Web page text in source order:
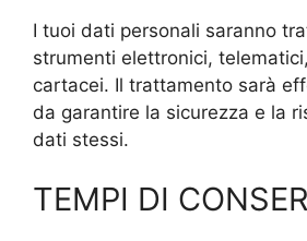
I tuoi dati personali saranno
strumenti elettronici,
cartacei. Il trattamento sarà
da garantire la sicurezza e la
dati stessi.
TEMPI DI